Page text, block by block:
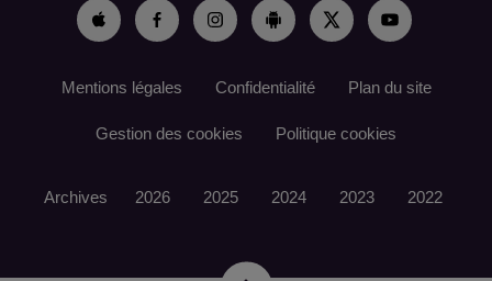
Mentions légales Confidentialité Plan du site
Gestion des cookies Politique cookies
Archives 2026 2025 2024 2023 2022